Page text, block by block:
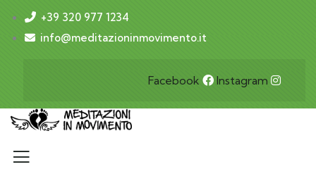
+39 320 977 1234
info@meditazioninmovimento.it
Facebook Instagram